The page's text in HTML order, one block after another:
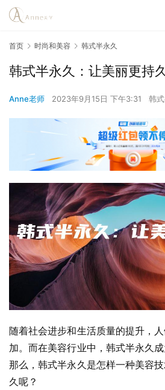
首页 时尚和美容 韩式半永久
韩式半永久：让美丽更持
Anne老师 2023年9月15日 下午3:31 韩
随着社会进步和生活质量的提升，
加。而在美容行业中，韩式半永久成
那么，韩式半永久是怎样一种美容
久呢？